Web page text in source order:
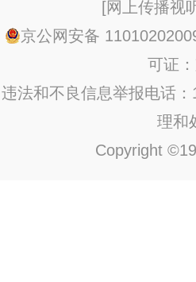
[网上传播视
京公网安备
可证
违法和不良信息举报电话
理和
Copyright